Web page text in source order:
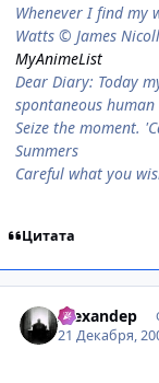
When­ever I find my
Watts © James Nicoll
MyAnimeList
Dear Diary: Today
spontaneous
Seize the moment.
Summers
Careful what you
Цитата
Alexandep
21 Декабря,